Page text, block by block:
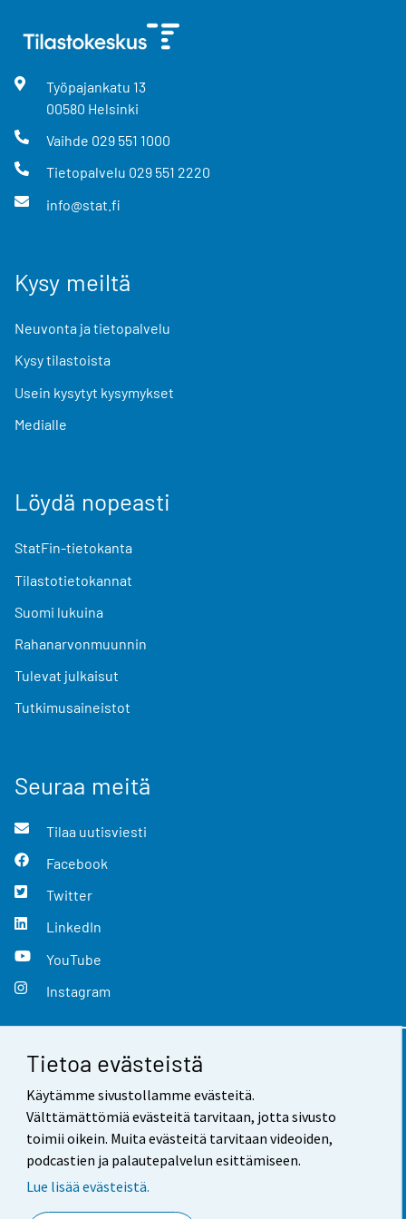
Tietoa evästeistä
Käytämme sivustollamme evästeitä.
Välttämättömiä evästeitä tarvitaan, jotta sivusto
toimii oikein. Muita evästeitä tarvitaan videoiden,
podcastien ja palautepalvelun esittämiseen.
Lue lisää evästeistä.
Työpajankatu 13
00580 Helsinki
Vaihde 029 551 1000
Tietopalvelu 029 551 2220
info@stat.fi
Kysy meiltä
Neuvonta ja tietopalvelu
Kysy tilastoista
Usein kysytyt kysymykset
Medialle
Löydä nopeasti
StatFin-tietokanta
Tilastotietokannat
Suomi lukuina
Rahanarvonmuunnin
Tulevat julkaisut
Tutkimusaineistot
Seuraa meitä
Tilaa uutisviesti
Facebook
Twitter
LinkedIn
YouTube
Instagram
Yhteystiedot
Palaute
Käyttöehdot
Saavutettavuus